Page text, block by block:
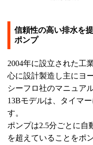
信頼性の高い排水を
ポンプ
2004年に設立された工
心に設計製造し主にヨ
シーフロ社のマニュア
13Bモデルは、タイマ
す。
ポンプは2.5分ごとに自
を超えていることをポ